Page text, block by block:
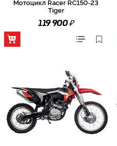
Мотоцикл Racer RC150-23
Tiger
119 900₽